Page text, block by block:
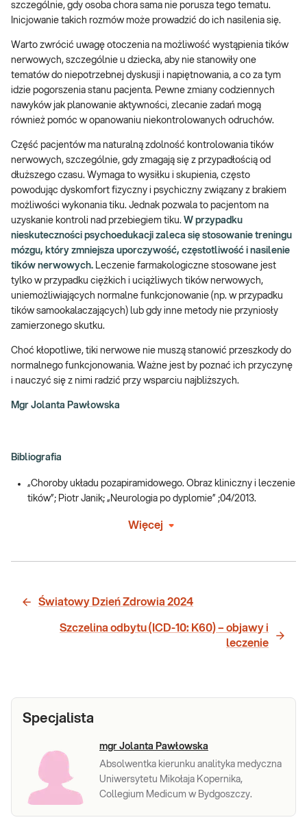
szczególnie, gdy osoba chora sama nie porusza tego tematu.
Inicjowanie takich rozmów może prowadzić do ich nasilenia się.
Warto zwrócić uwagę otoczenia na możliwość wystąpienia tików
nerwowych, szczególnie u dziecka, aby nie stanowiły one
tematów do niepotrzebnej dyskusji i napiętnowania, a co za tym
idzie pogorszenia stanu pacjenta. Pewne zmiany codziennych
nawyków jak planowanie aktywności, zlecanie zadań mogą
również pomóc w opanowaniu niekontrolowanych odruchów.
Część pacjentów ma naturalną zdolność kontrolowania tików
nerwowych, szczególnie, gdy zmagają się z przypadłością od
dłuższego czasu. Wymaga to wysiłku i skupienia, często
powodując dyskomfort fizyczny i psychiczny związany z brakiem
możliwości wykonania tiku. Jednak pozwala to pacjentom na
uzyskanie kontroli nad przebiegiem tiku. W przypadku
nieskuteczności psychoedukacji zaleca się stosowanie treningu
mózgu, który zmniejsza uporczywość, częstotliwość i nasilenie
tików nerwowych. Leczenie farmakologiczne stosowane jest
tylko w przypadku ciężkich i uciążliwych tików nerwowych,
uniemożliwiających normalne funkcjonowanie (np. w przypadku
tików samookalaczających) lub gdy inne metody nie przyniosły
zamierzonego skutku.
Choć kłopotliwe, tiki nerwowe nie muszą stanowić przeszkody do
normalnego funkcjonowania. Ważne jest by poznać ich przyczynę
i nauczyć się z nimi radzić przy wsparciu najbliższych.
Mgr Jolanta Pawłowska
Bibliografia
„Choroby układu pozapiramidowego. Obraz kliniczny i leczenie
tików”; Piotr Janik; „Neurologia po dyplomie” ;04/2013.
Więcej
Światowy Dzień Zdrowia 2024
Szczelina odbytu (ICD-10: K60) – objawy i
leczenie
Specjalista
mgr Jolanta Pawłowska
Absolwentka kierunku analityka medyczna
Uniwersytetu Mikołaja Kopernika,
Collegium Medicum w Bydgoszczy.